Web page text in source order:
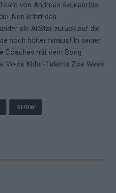
von Andreas Bourani bis
Nun kehrt das
als AllStar zurück auf die
noch höher hinaus! In seiner
Coaches mit dem Song
Voice Kids“-Talents Zoe Wees.
SHOW